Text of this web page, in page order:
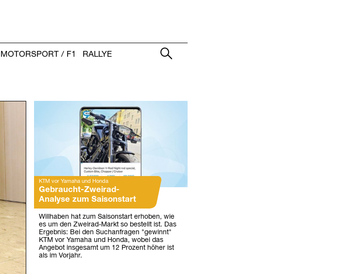
MOTORSPORT / F1
RALLYE
KTM vor Yamaha und Honda
Gebraucht-Zweirad-
Analyse zum Saisonstart
Willhaben hat zum Saisonstart erhoben, wie
es um den Zweirad-Markt so bestellt ist. Das
Ergebnis: Bei den Suchanfragen "gewinnt"
KTM vor Yamaha und Honda, wobei das
Angebot insgesamt um 12 Prozent höher ist
als im Vorjahr.